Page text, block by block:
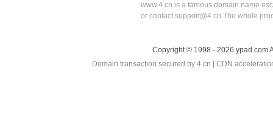
www.4.cn is a famous domain name
or contact support@4.cn.The whole
Copyright © 1998 - 2026 ypad.com
Domain transaction secured by 4.cn | CDN